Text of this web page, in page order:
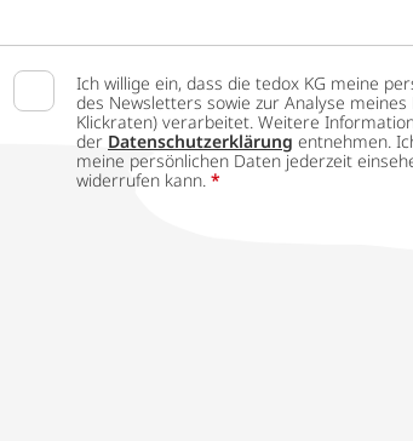
Ich willige ein, dass die tedox KG meine
des Newsletters sowie zur Analyse
Klickraten) verarbeitet. Weitere
der Datenschutzerklärung entnehmen.
meine persönlichen Daten jederzeit
widerrufen kann. *